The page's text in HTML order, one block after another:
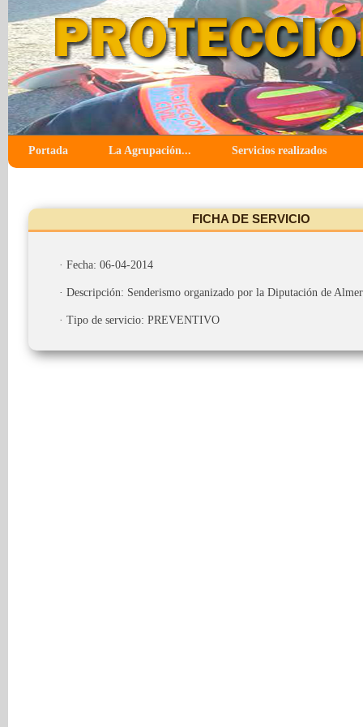
Portada La Agrupación... Servicios realizados
FICHA DE SERVICIO
· Fecha: 06-04-2014
· Descripción: Senderismo organizado por la Diputación de
· Tipo de servicio: PREVENTIVO